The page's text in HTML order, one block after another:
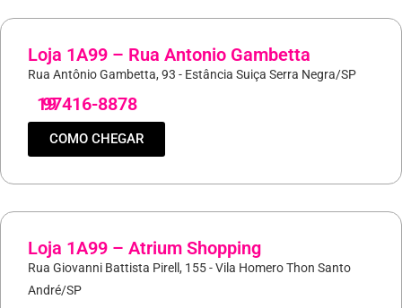
Loja 1A99 – Rua Antonio Gambetta
Rua Antônio Gambetta, 93 - Estância Suiça Serra Negra/SP
19
97416-8878
COMO CHEGAR
Loja 1A99 – Atrium Shopping
Rua Giovanni Battista Pirell, 155 - Vila Homero Thon Santo
André/SP